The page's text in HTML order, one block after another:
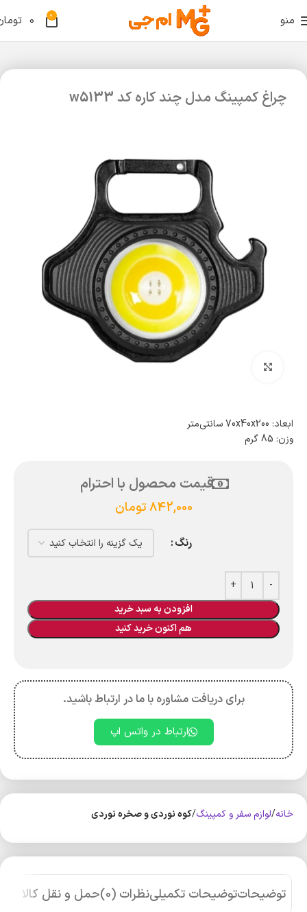
منو 0
0
چراغ کمپینگ مدل چند کاره کد w5133
ابعاد: 70x40x200 سانتی‌متر
وزن: 85 گرم
قیمت محصول با احترام
842,000تومان
رنگ
افزودن به سبد خرید
هم اکنون خرید کنید
برای دریافت مشاوره با ما در ارتباط باشید.
ارتباط در واتس اپ
خانه لوازم سفر و کمپینگ کوه‌ نوردی و صخره نوردی
توضیحاتتوضیحات تکمیلینظرات (0) حمل و نقل کالا